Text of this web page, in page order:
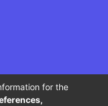
de Educación
for the